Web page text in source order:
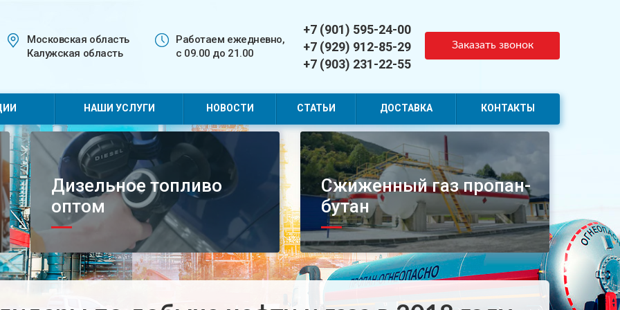
Московская область
Калужская область
Работаем ежедневно,
с 09.00 до 21.00
+7 (901) 595-24-00
+7 (929) 912-85-29
+7 (903) 231-22-55
Заказать звонок
НАШИ УСЛУГИ НОВОСТИ СТАТЬИ ДОСТАВКА КОНТАКТЫ
Дизельное топливо
оптом
Сжиженный газ пропан-
бутан